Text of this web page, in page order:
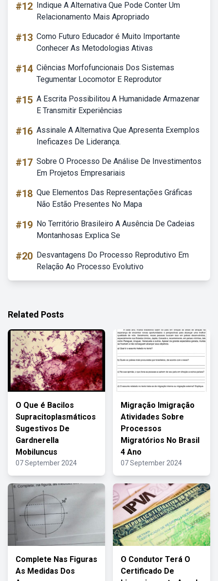
#12 Indique A Alternativa Que Pode Conter Um
Relacionamento Mais Apropriado
#13 Como Futuro Educador é Muito Importante
Conhecer As Metodologias Ativas
#14 Ciências Morfofuncionais Dos Sistemas
Tegumentar Locomotor E Reprodutor
#15 A Escrita Possibilitou A Humanidade Armazenar
E Transmitir Experiências
#16 Assinale A Alternativa Que Apresenta Exemplos
Ineficazes De Liderança.
#17 Sobre O Processo De Análise De Investimentos
Em Projetos Empresariais
#18 Que Elementos Das Representações Gráficas
Não Estão Presentes No Mapa
#19 No Território Brasileiro A Ausência De Cadeias
Montanhosas Explica Se
#20 Desvantagens Do Processo Reprodutivo Em
Relação Ao Processo Evolutivo
Related Posts
O Que é Bacilos
Supracitoplasmáticos
Sugestivos De
Gardnerella
Mobiluncus
07 September 2024
Migração Imigração
Atividades Sobre
Processos
Migratórios No Brasil
4 Ano
07 September 2024
Complete Nas Figuras
As Medidas Dos
O Condutor Terá O
Certificado De